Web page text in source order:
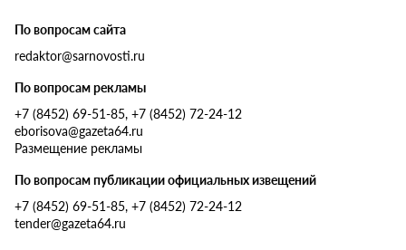
По вопросам сайта
redaktor@sarnovosti.ru
По вопросам рекламы
+7 (8452) 69-51-85, +7 (8452) 72-24-12
eborisova@gazeta64.ru
Размещение рекламы
По вопросам публикации официальных извещений
+7 (8452) 69-51-85, +7 (8452) 72-24-12
tender@gazeta64.ru